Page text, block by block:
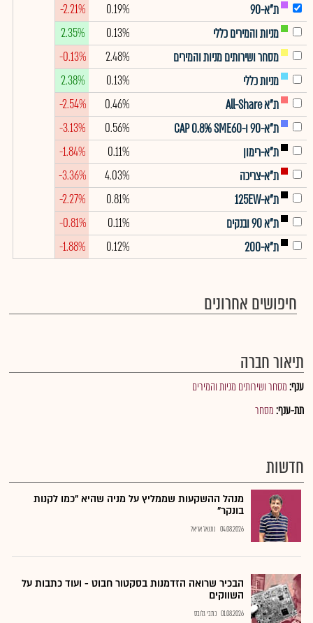
ת"א-90
0.19%
-2.21%
מניות והמירים כללי
0.13%
2.35%
מסחר ושירותים מניות והמירים
2.48%
-0.13%
מניות כללי
0.13%
2.38%
ת"א All-Share
0.46%
-2.54%
ת"א-90 ו-CAP 0.8% SME60
0.56%
-3.13%
ת"א-רימון
0.11%
-1.84%
ת"א-צריכה
4.03%
-3.36%
ת"א-125EW
0.81%
-2.27%
ת"א 90 ובנקים
0.11%
-0.81%
ת"א-200
0.12%
-1.88%
חיפושים אחרונים
תיאור חברה
ענף:מסחר ושירותים מניות והמירים
תת-ענף:מסחר
חדשות
מנהל ההשקעות שממליץ על מניה שהיא "כמו לקנות
בונקר"
04.08.2026 נתנאל אריאל
הבכיר שרואה הזדמנות בסקטור חבוט - ועוד כתבות על
השווקים
01.08.2026 כתבי גלובס